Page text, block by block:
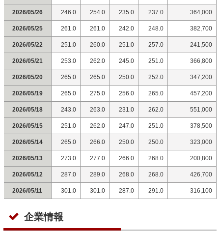
2026/05/26 246.0 254.0 235.0 237.0 364,000
2026/05/25 261.0 261.0 242.0 248.0 382,700
2026/05/22 251.0 260.0 251.0 257.0 241,500
2026/05/21 253.0 262.0 245.0 251.0 366,800
2026/05/20 265.0 265.0 250.0 252.0 347,200
2026/05/19 265.0 275.0 256.0 265.0 457,200
2026/05/18 243.0 263.0 231.0 262.0 551,000
2026/05/15 251.0 262.0 247.0 251.0 378,500
2026/05/14 265.0 266.0 250.0 250.0 323,000
2026/05/13 273.0 277.0 266.0 268.0 200,800
2026/05/12 287.0 289.0 268.0 268.0 426,700
2026/05/11 301.0 301.0 287.0 291.0 316,100
企業情報